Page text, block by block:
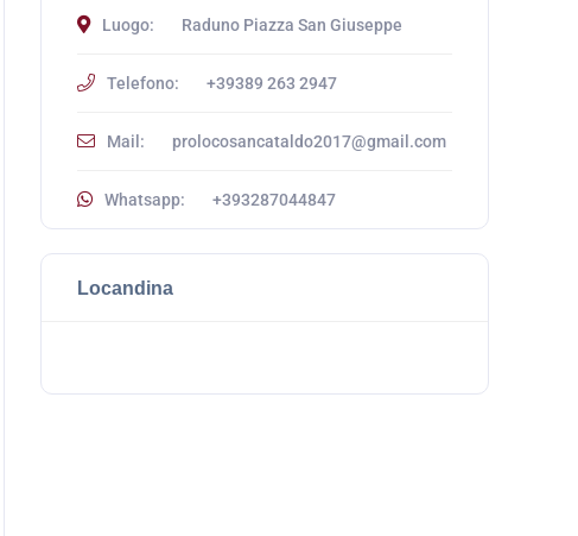
Luogo: Raduno Piazza San Giuseppe
Telefono: +39389 263 2947
Mail: prolocosancataldo2017@gmail.com
Whatsapp: +393287044847
Locandina